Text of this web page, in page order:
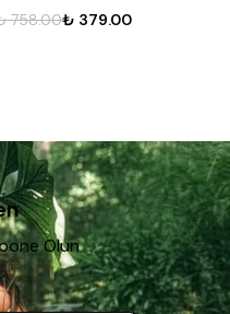
758.00₺ 379.00
Olun